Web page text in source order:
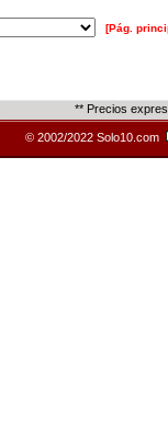
[Pág.
** Precios
© 2002/2022 Solo10.com